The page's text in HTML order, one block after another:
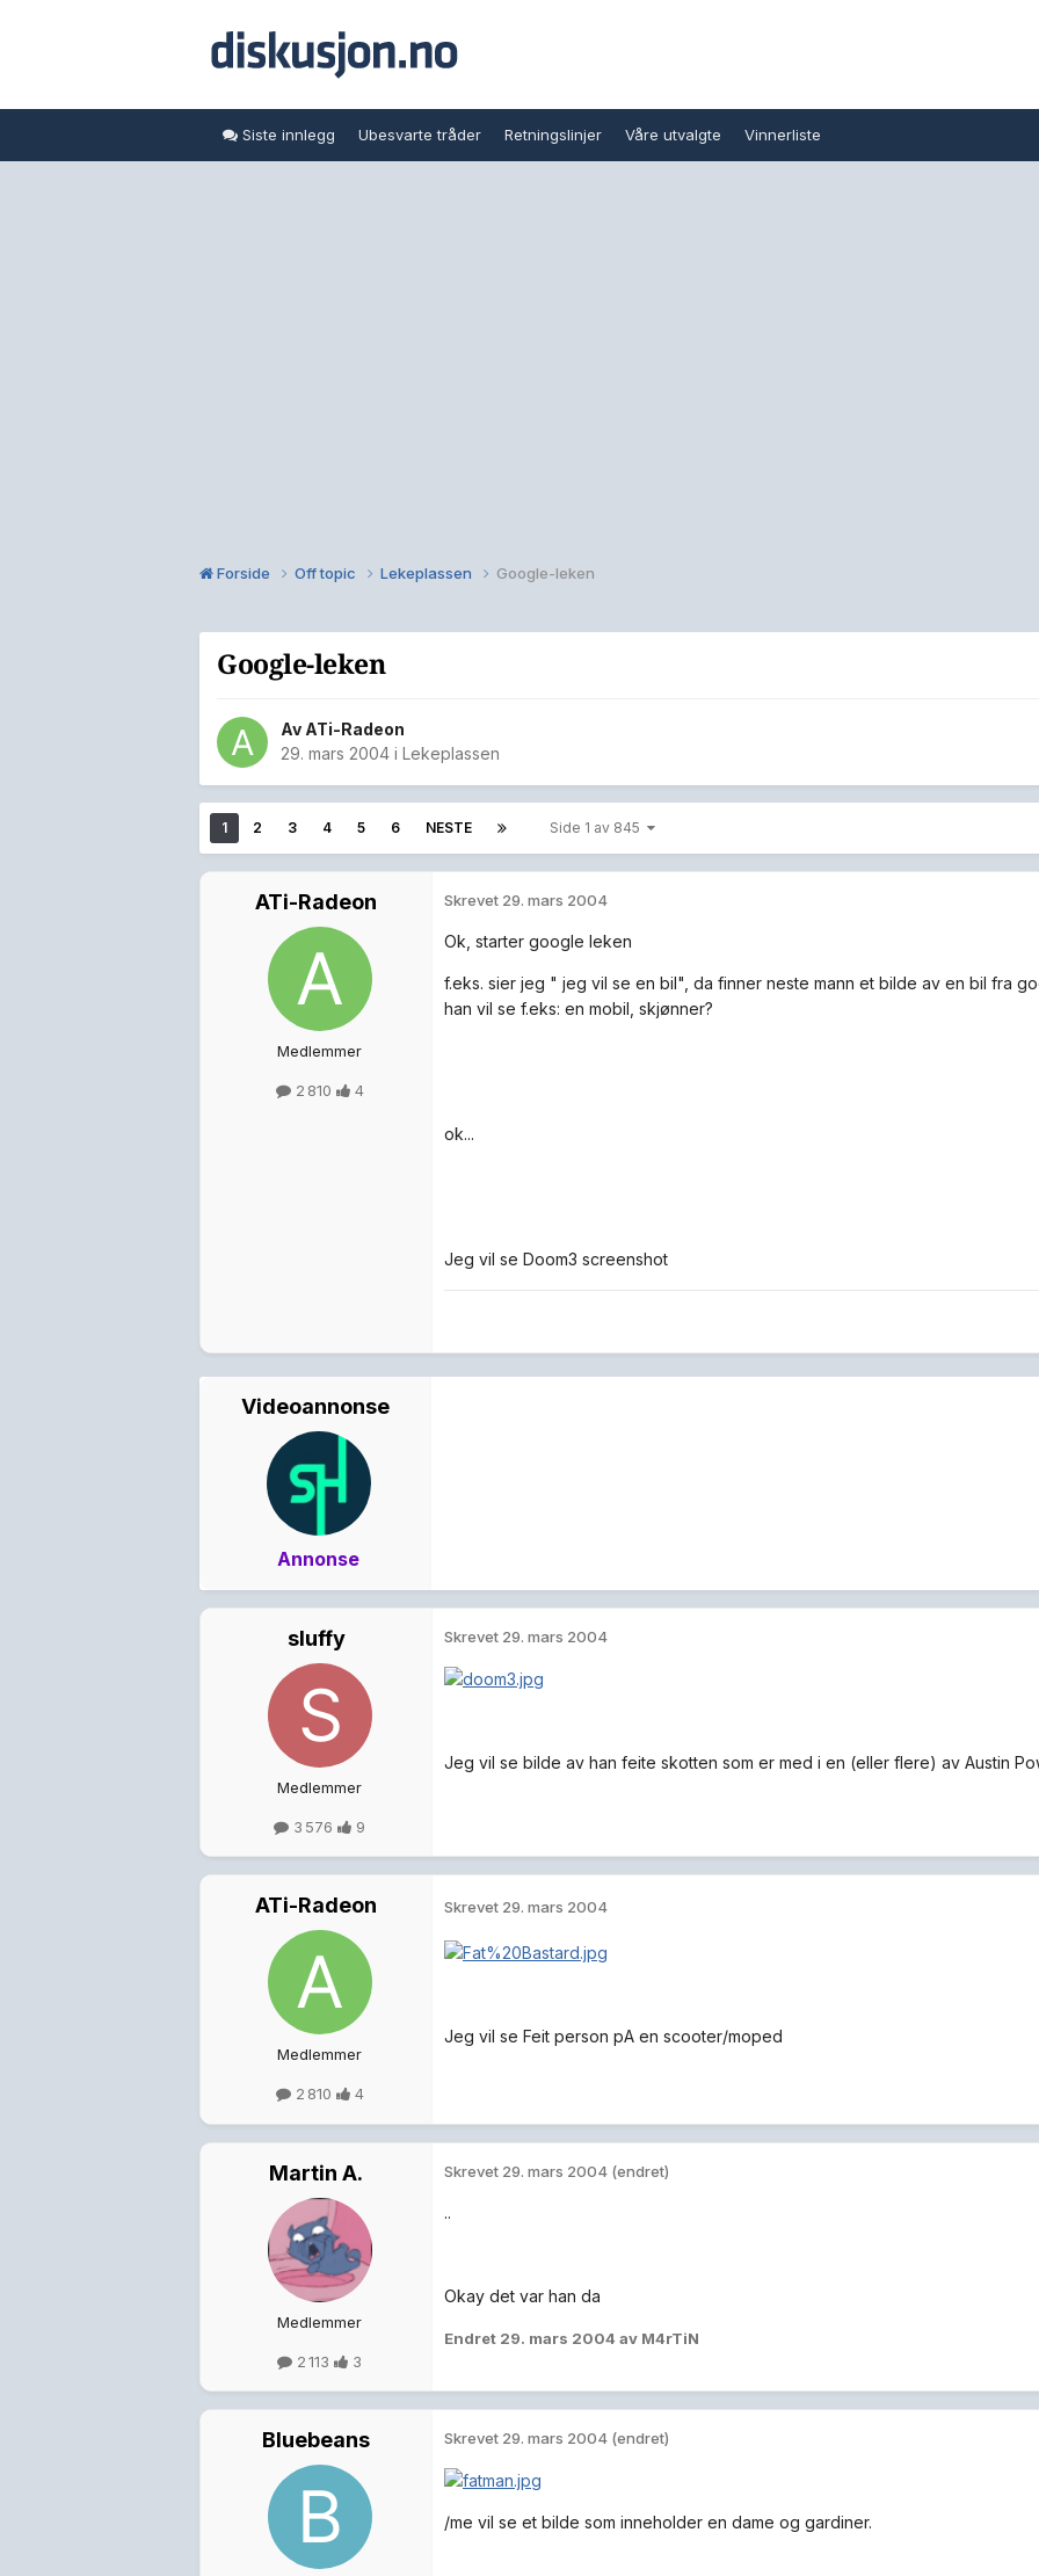
Siste innlegg Ubesvarte tråder Retningslinjer Våre utvalgte Vinnerliste
Forside Off topic Lekeplassen Google-leken
Google-leken
Av ATi-Radeon
29. mars 2004 i Lekeplassen
1 2 3 4 5 6 NESTE Side 1 av 845
ATi-Radeon
Medlemmer
2 810 4
Skrevet 29. mars 2004
Ok, starter google leken
f.eks. sier jeg " jeg vil se en bil", da finner neste mann et bilde av en bil fra
han vil se f.eks: en mobil, skjønner?
ok...
Jeg vil se Doom3 screenshot
Videoannonse
Annonse
sluffy
Medlemmer
3 576 9
Skrevet 29. mars 2004
Jeg vil se bilde av han feite skotten som er med i en (eller flere) av Austin
ATi-Radeon
Medlemmer
2 810 4
Skrevet 29. mars 2004
Jeg vil se Feit person pA en scooter/moped
Martin A.
Medlemmer
2 113 3
Skrevet 29. mars 2004 (endret)
..
Okay det var han da
Endret 29. mars 2004 av M4rTiN
Bluebeans Skrevet 29. mars 2004 (endret)
/me vil se et bilde som inneholder en dame og gardiner.